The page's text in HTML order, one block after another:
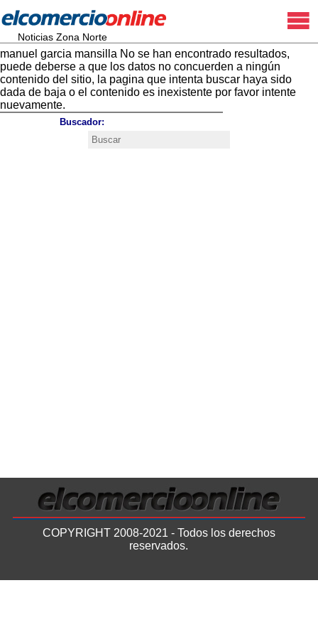
Noticias Zona Norte
manuel garcia mansilla No se han encontrado resultados,
puede deberse a que los datos no concuerden a ningún
contenido del sitio, la pagina que intenta buscar haya sido
dada de baja o el contenido es inexistente por favor intente
nuevamente.
Buscador:
COPYRIGHT 2008-2021 - Todos los derechos
reservados.